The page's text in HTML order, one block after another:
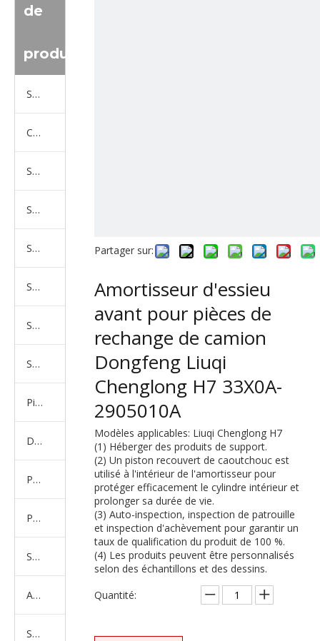
de
produit
Série de camions Sinotruk
Camion Shacman Série
Série de camions SAIC-lveco Hongyan
Série de camions Foton Auman
Série de camions FAW Jiefang
Série de camions Dongfeng
Série de camions North Benz Beiben
Série de camions américains, européens et japonais
Pièces de rechange de machines d'ingénierie de camion minier
D'autres séries de camions
Produits d'essieux
Produits de support de châssis
Série de suspension équilibrée
Amortisseur Série
Système de direction
Partager sur:
Amortisseur d'essieu
avant pour pièces de
rechange de camion
Dongfeng Liuqi
Chenglong H7 33X0A-
2905010A
Modèles applicables: Liuqi Chenglong H7
(1) Héberger des produits de support.
(2) Un piston recouvert de caoutchouc est
utilisé à l'intérieur de l'amortisseur pour
protéger efficacement le cylindre intérieur et
prolonger sa durée de vie.
(3) Auto-inspection, inspection de patrouille
et inspection d'achèvement pour garantir un
taux de qualification du produit de 100 %.
(4) Les produits peuvent être personnalisés
selon des échantillons et des dessins.
Quantité: